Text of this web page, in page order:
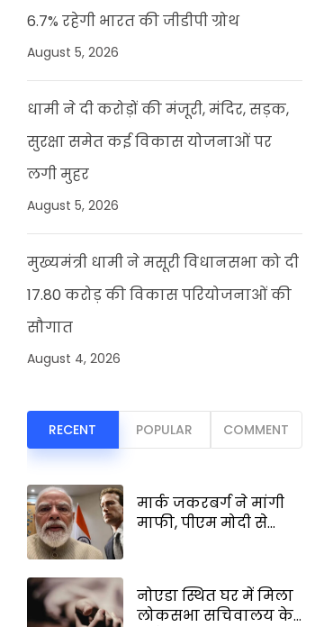
6.7% रहेगी भारत की जीडीपी ग्रोथ
August 5, 2026
धामी ने दी करोड़ों की मंजूरी, मंदिर, सड़क,
सुरक्षा समेत कई विकास योजनाओं पर
लगी मुहर
August 5, 2026
मुख्यमंत्री धामी ने मसूरी विधानसभा को दी
17.80 करोड़ की विकास परियोजनाओं की
सौगात
August 4, 2026
RECENT POPULAR COMMENT
मार्क जकरबर्ग ने मांगी
माफी, पीएम मोदी से
जुड़ा मामला
नोएडा स्थित घर में मिला
लोकसभा सचिवालय के